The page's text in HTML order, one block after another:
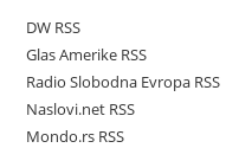
DW RSS
Glas Amerike RSS
Radio Slobodna Evropa RSS
Naslovi.net RSS
Mondo.rs RSS